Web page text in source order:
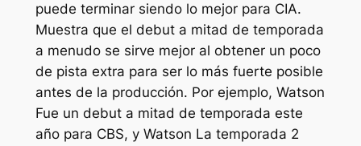
puede terminar siendo lo mejor para CIA.
Muestra que el debut a mitad de temporada
a menudo se sirve mejor al obtener un poco
de pista extra para ser lo más fuerte posible
antes de la producción. Por ejemplo, Watson
Fue un debut a mitad de temporada este
año para CBS, y Watson La temporada 2